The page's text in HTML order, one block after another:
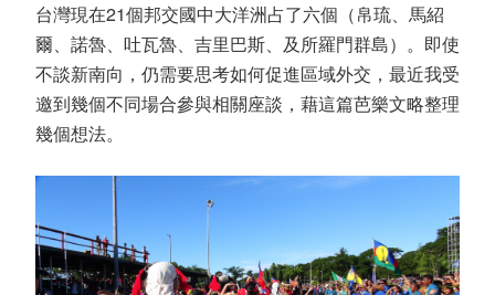
台灣現在21個邦交國中大洋洲占了六個（帛琉、馬紹
爾、諾魯、吐瓦魯、吉里巴斯、及所羅門群島）。即使
不談新南向，仍需要思考如何促進區域外交，最近我受
邀到幾個不同場合參與相關座談，藉這篇芭樂文略整理
幾個想法。